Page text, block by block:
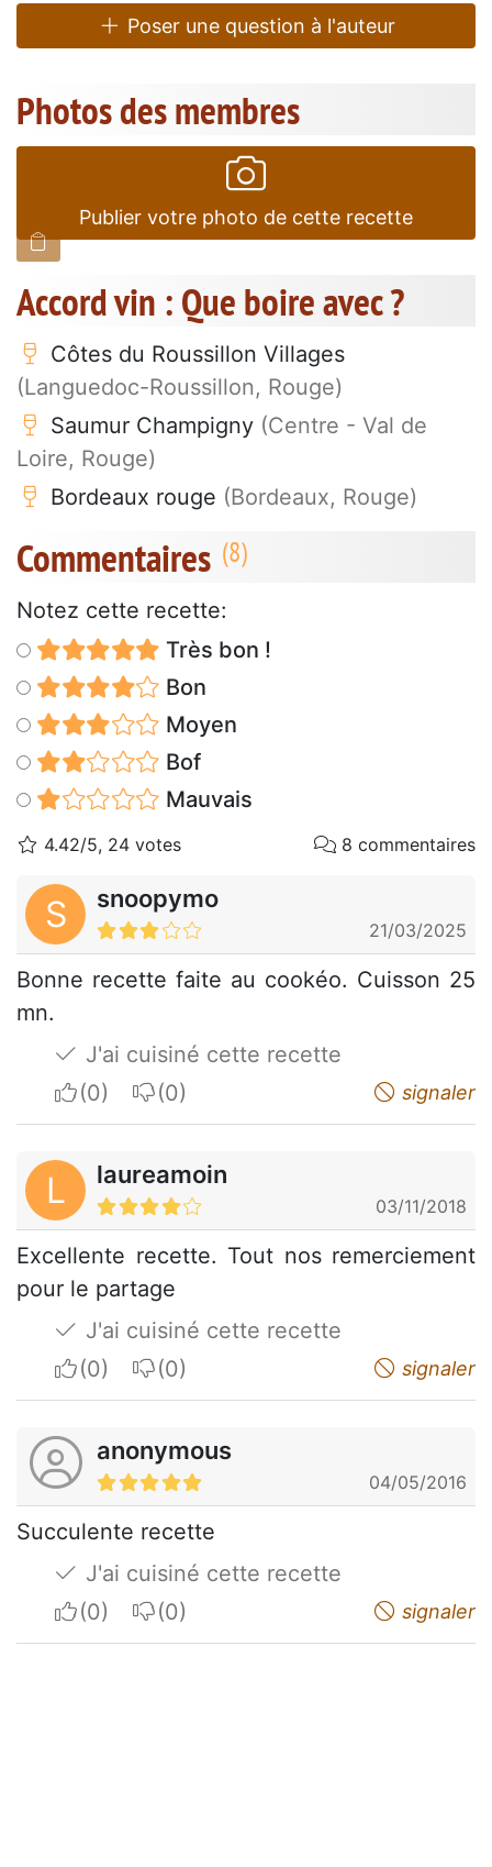
Poser une question à l'auteur
Photos des membres
Publier votre photo de cette recette
Accord vin : Que boire avec ?
Côtes du Roussillon Villages
(Languedoc-Roussillon, Rouge)
Saumur Champigny (Centre - Val de
Loire, Rouge)
Bordeaux rouge (Bordeaux, Rouge)
Commentaires
Notez cette recette:
Très bon !
Bon
Moyen
Bof
Mauvais
4.42/5, 24 votes 8 commentaires
S snoopymo
21/03/2025
Bonne recette faite au cookéo. Cuisson 25
mn.
J'ai cuisiné cette recette
I apreciateI do not appreciate signaler
L laureamoin
03/11/2018
Excellente recette. Tout nos remerciement
pour le partage
J'ai cuisiné cette recette
I apreciateI do not appreciate signaler
anonymous
04/05/2016
Succulente recette
J'ai cuisiné cette recette
I apreciateI do not appreciate signaler